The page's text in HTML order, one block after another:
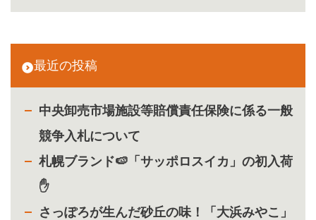
最近の投稿
中央卸売市場施設等賠償責任保険に係る一般
競争入札について
札幌ブランド🍉「サッポロスイカ」の初入荷
✋
さっぽろが生んだ砂丘の味！「大浜みやこ」